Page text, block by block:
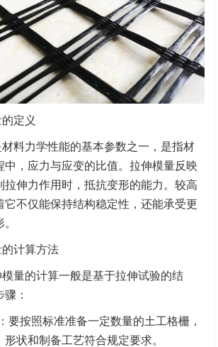
定义
料力学性能的基本参数之一，是指材
中，应力与应变的比值。拉伸模量反映
拉伸力作用时，抵抗变形的能力。较高
它不仅能保持结构稳定性，还能承受更
计算方法
量的计算一般是基于拉伸试验的结
：
要按照标准准备一定数量的土工格栅，
状和制备工艺符合规定要求。